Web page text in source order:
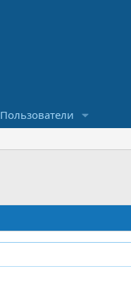
Пользователи